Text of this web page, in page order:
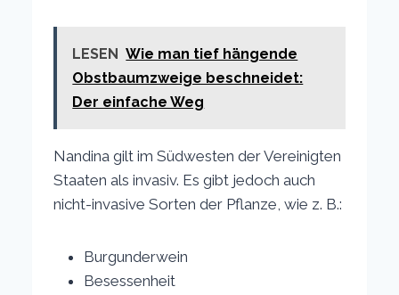
LESEN Wie man tief hängende
Obstbaumzweige beschneidet:
Der einfache Weg
Nandina gilt im Südwesten der Vereinigten
Staaten als invasiv. Es gibt jedoch auch
nicht-invasive Sorten der Pflanze, wie z. B.:
Burgunderwein
Besessenheit